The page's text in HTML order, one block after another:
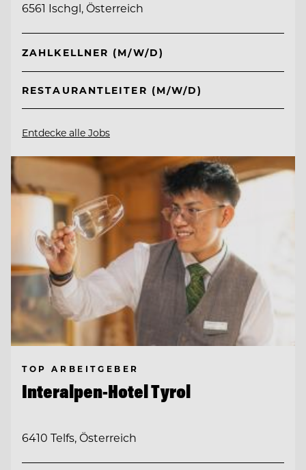
6561 Ischgl, Österreich
ZAHLKELLNER (M/W/D)
RESTAURANTLEITER (M/W/D)
Entdecke alle Jobs
TOP ARBEITGEBER
Interalpen-Hotel Tyrol
6410 Telfs, Österreich